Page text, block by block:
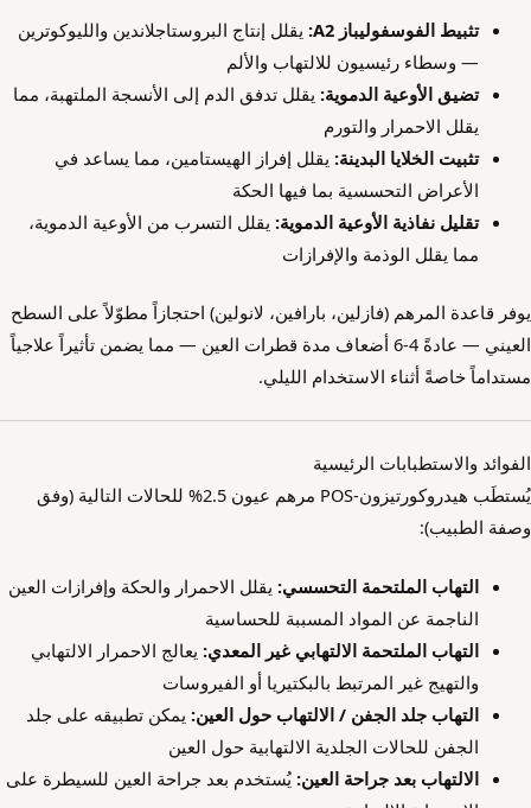
تثبيط الفوسفوليباز A2:
يقلل إنتاج البروستاجلاندين والليوكوترين
— وسطاء رئيسيون للالتهاب والألم
تضيق الأوعية الدموية: يقلل تدفق الدم إلى الأنسجة الملتهبة، مما
يقلل الاحمرار والتورم
تثبيت الخلايا البدينة: يقلل إفراز الهيستامين، مما يساعد في
الأعراض التحسسية بما فيها الحكة
تقليل نفاذية الأوعية الدموية: يقلل التسرب من الأوعية الدموية،
مما يقلل الوذمة والإفرازات
يوفر قاعدة المرهم (فازلين، بارافين، لانولين) احتجازاً مطوّلاً على السطح
العيني — عادةً 4-6 أضعاف مدة قطرات العين — مما يضمن تأثيراً علاجياً
مستداماً خاصةً أثناء الاستخدام الليلي.
الفوائد والاستطبابات الرئيسية
يُستطَب هيدروكورتيزون-POS مرهم عيون 2.5% للحالات التالية (وفق
وصفة الطبيب):
التهاب الملتحمة التحسسي: يقلل الاحمرار والحكة وإفرازات العين
الناجمة عن المواد المسببة للحساسية
التهاب الملتحمة الالتهابي غير المعدي: يعالج الاحمرار الالتهابي
والتهيج غير المرتبط بالبكتيريا أو الفيروسات
التهاب جلد الجفن / الالتهاب حول العين: يمكن تطبيقه على جلد
الجفن للحالات الجلدية الالتهابية حول العين
الالتهاب بعد جراحة العين: يُستخدم بعد جراحة العين للسيطرة على